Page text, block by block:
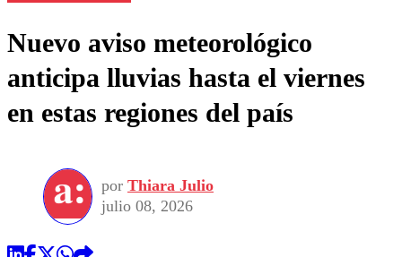
Nuevo aviso meteorológico
anticipa lluvias hasta el viernes
en estas regiones del país
por Thiara Julio
julio 08, 2026